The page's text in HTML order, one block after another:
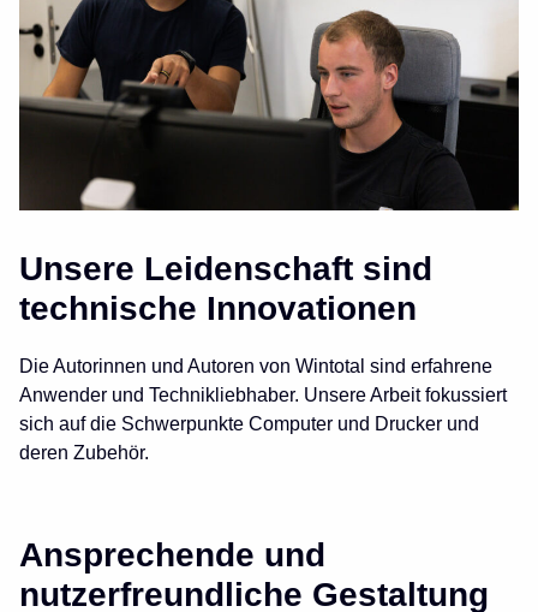
Unsere Leidenschaft sind
technische Innovationen
Die Autorinnen und Autoren von Wintotal sind erfahrene
Anwender und Technikliebhaber. Unsere Arbeit fokussiert
sich auf die Schwerpunkte Computer und Drucker und
deren Zubehör.
Ansprechende und
nutzerfreundliche Gestaltung